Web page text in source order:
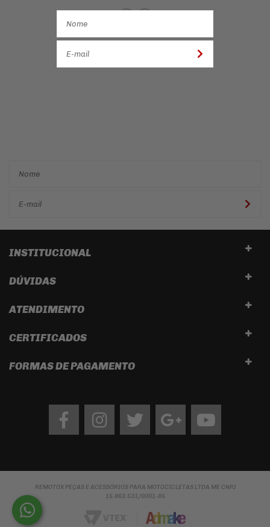
INSTITUCIONAL
DÚVIDAS
ATENDIMENTO
CERTIFICADOS
FORMAS DE PAGAMENTO
FacebookInstagram twitter googleYoutube
REMOTOX PEÇAS E ACESSÓRIOS PARA MOTOCICLETAS LTDA ME CNPJ
15.863.531/0001-85